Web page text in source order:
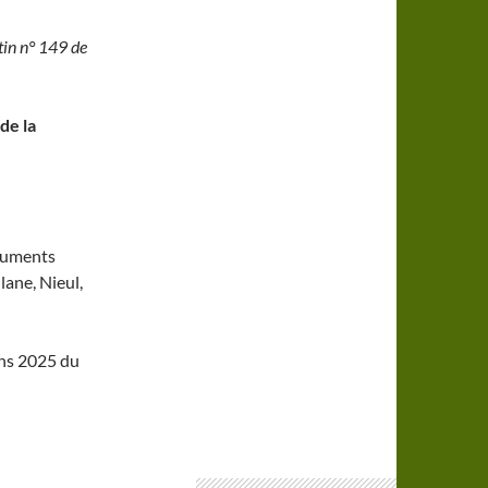
n° 149 de
la
Nieul,
2025 du